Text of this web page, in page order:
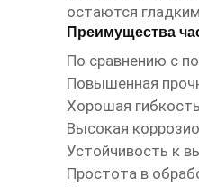
остаются
Преимущества
По сравнению с
Повышенная
Хорошая
Высокая
Устойчивость к
Простота в